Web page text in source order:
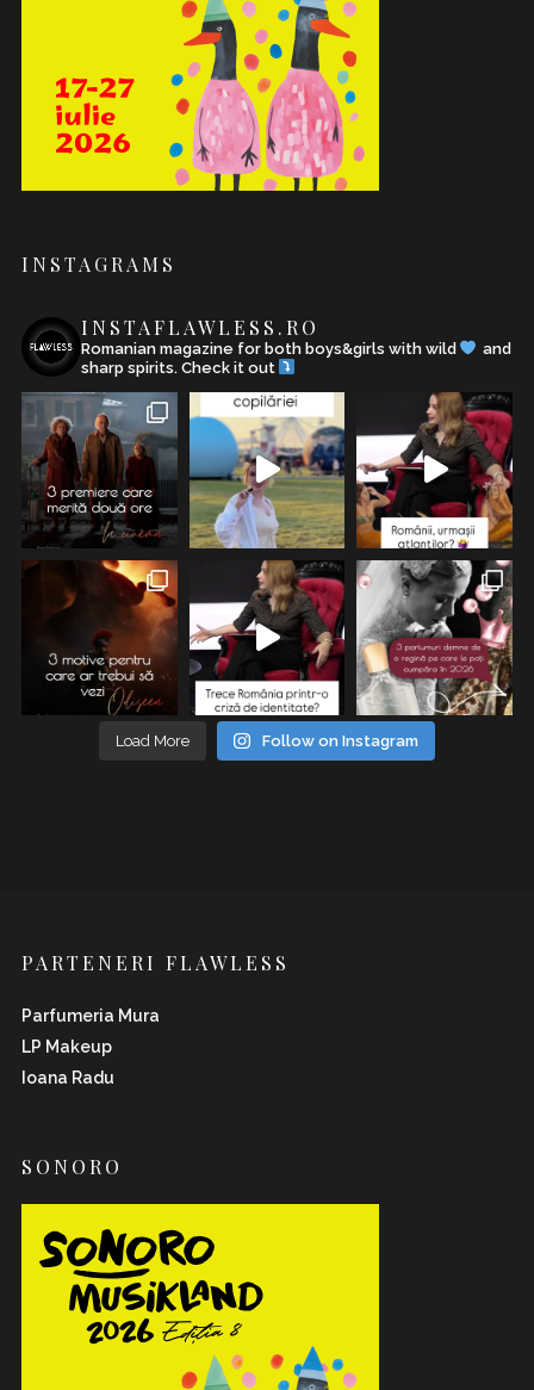
INSTAGRAMS
INSTAFLAWLESS.RO
Romanian magazine for both boys&girls with wild
and
sharp spirits. Check it out
Load More Follow on Instagram
PARTENERI FLAWLESS
Parfumeria Mura
LP Makeup
Ioana Radu
SONORO